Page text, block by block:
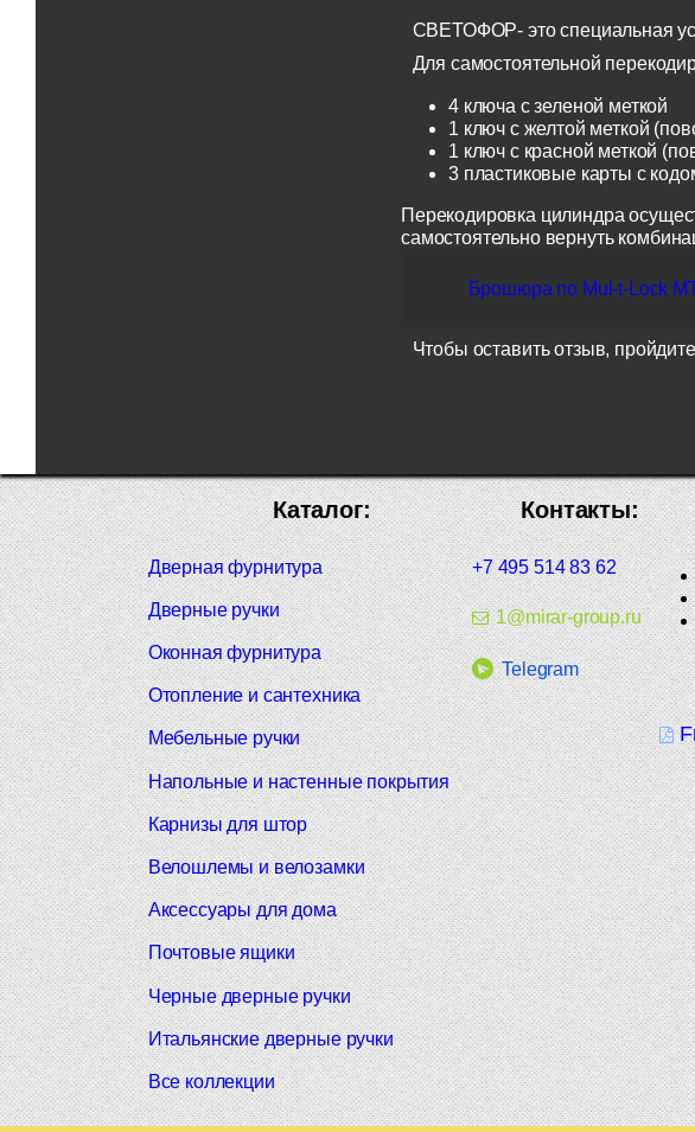
СВЕТОФОР- это специальная
Для самостоятельной
4 ключа с зеленой меткой
1 ключ с желтой меткой
1 ключ с красной меткой
3 пластиковые карты с
Перекодировка цилиндра
самостоятельно вернуть
Брошюра по Mul-t-Lock
Чтобы оставить отзыв, пройдите
Контакты:
+7 495 514 83 62
1@mirar-group.ru
Telegram
Каталог:
Дверная фурнитура
Дверные ручки
Оконная фурнитура
Отопление и сантехника
Мебельные ручки
Напольные и настенные покрытия
Карнизы для штор
Велошлемы и велозамки
Аксессуары для дома
Почтовые ящики
Черные дверные ручки
Итальянские дверные ручки
Все коллекции